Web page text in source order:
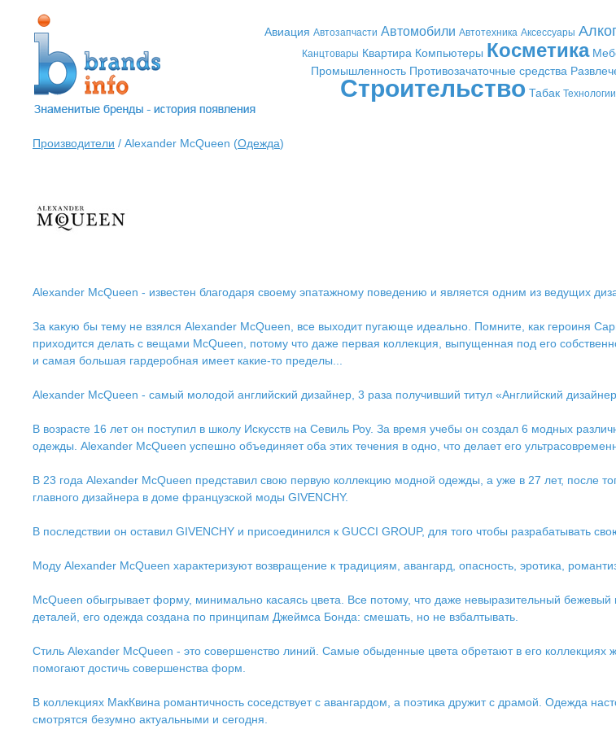
Авиация Автозапчасти Автомобили Автотехника Аксессуары
Канцтовары Квартира Компьютеры Косметика
Промышленность Противозачаточные средства
Строительство Табак Технологии
Производители / Alexander McQueen (Одежда)
Alexander McQueen - известен благодаря своему эпатажному поведению и является одним из ведущих
За какую бы тему не взялся Alexander McQueen, все выходит пугающе идеально. Помните, как героиня
приходится делать с вещами McQueen, потому что даже первая коллекция, выпущенная под его
и самая большая гардеробная имеет какие-то пределы...
Alexander McQueen - самый молодой английский дизайнер, 3 раза получивший титул «Английский
В возрасте 16 лет он поступил в школу Искусств на Севиль Роу. За время учебы он создал 6 модных
одежды. Alexander McQueen успешно объединяет оба этих течения в одно, что делает его
В 23 года Alexander McQueen представил свою первую коллекцию модной одежды, а уже в 27 лет, после
главного дизайнера в доме французской моды GIVENCHY.
В последствии он оставил GIVENCHY и присоединился к GUCCI GROUP, для того чтобы разрабатывать
Моду Alexander McQueen характеризуют возвращение к традициям, авангард, опасность, эротика,
McQueen обыгрывает форму, минимально касаясь цвета. Все потому, что даже невыразительный
деталей, его одежда создана по принципам Джеймса Бонда: смешать, но не взбалтывать.
Стиль Alexander McQueen - это совершенство линий. Самые обыденные цвета обретают в его
помогают достичь совершенства форм.
В коллекциях МакКвина романтичность соседствует с авангардом, а поэтика дружит с драмой. Одежда
смотрятся безумно актуальными и сегодня.